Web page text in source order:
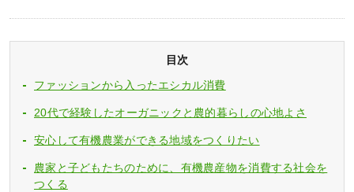
目次
ファッションから入ったエシカル消費
20代で経験したオーガニックと農的暮らしの心地よさ
安心して有機農業ができる地域をつくりたい
農家と子どもたちのために、有機農産物を消費する社会を
つくる